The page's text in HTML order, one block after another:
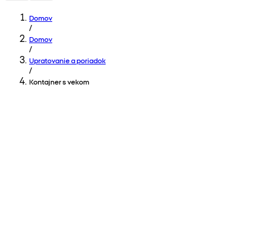
Domov
/
Domov
/
Upratovanie a poriadok
/
Kontajner s vekom